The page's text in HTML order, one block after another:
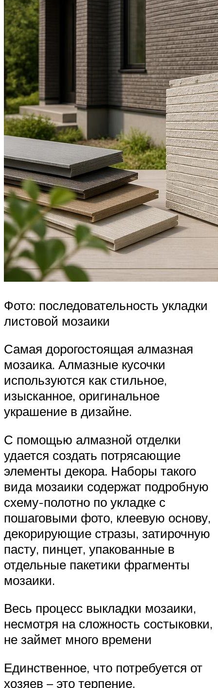
Фото: последовательность укладки
листовой мозаики
Самая дорогостоящая алмазная
мозаика. Алмазные кусочки
используются как стильное,
изысканное, оригинальное
украшение в дизайне.
С помощью алмазной отделки
удается создать потрясающие
элементы декора. Наборы такого
вида мозаики содержат подробную
схему-полотно по укладке с
пошаговыми фото, клеевую основу,
декорирующие стразы, затирочную
пасту, пинцет, упакованные в
отдельные пакетики фрагменты
мозаики.
Весь процесс выкладки мозаики,
несмотря на сложность состыковки,
не займет много времени
Единственное, что потребуется от
хозяев – это терпение,